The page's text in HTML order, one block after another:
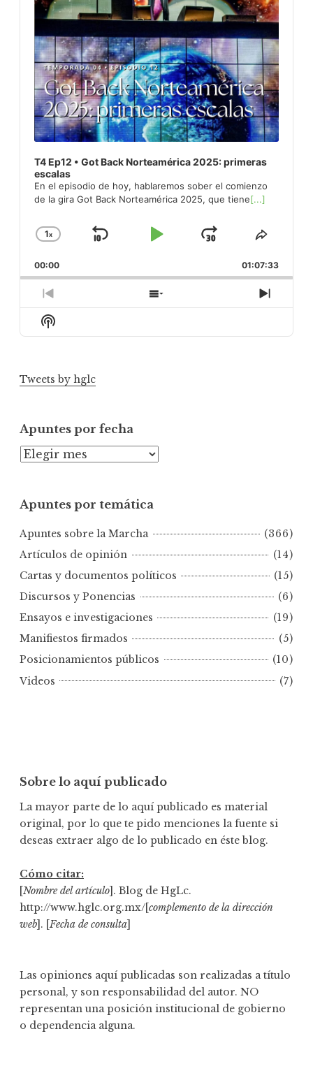
T4 Ep12 • Got Back Norteamérica 2025: primeras
escalas
En el episodio de hoy, hablaremos sober el comienzo
de la gira Got Back Norteamérica 2025, que tiene[...]
Change
Rate
1x
Skip
Play
Jump
Forward
Share
00:00 01:07:33
Previous
Episode
Show
Episodes
Next
Show
Podcast
Tweets by hglc
Apuntes por fecha
A
n
e
s
p
f
e
c
a
Apuntes por temática
Apuntes sobre la Marcha
(366)
Artículos de opinión
(14)
Cartas y documentos políticos
(15)
Discursos y Ponencias
(6)
Ensayos e investigaciones
(19)
Manifiestos firmados
(5)
Posicionamientos públicos
(10)
Videos
(7)
Sobre lo aquí publicado
La mayor parte de lo aquí publicado es material
original, por lo que te pido menciones la fuente si
deseas extraer algo de lo publicado en éste blog.
Cómo citar:
[Nombre del artículo]. Blog de HgLc.
http://www.hglc.org.mx/[complemento de la dirección
web]. [Fecha de consulta]
Las opiniones aquí publicadas son realizadas a título
personal, y son responsabilidad del autor. NO
representan una posición institucional de gobierno
o dependencia alguna.